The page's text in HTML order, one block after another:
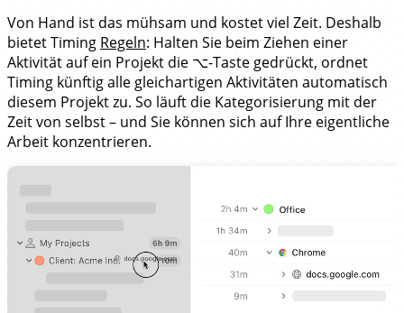
Von Hand ist das mühsam und kostet viel Zeit. Deshalb
bietet Timing Regeln: Halten Sie beim Ziehen einer
Aktivität auf ein Projekt die ⌥‑Taste gedrückt, ordnet
Timing künftig alle gleichartigen Aktivitäten automatisch
diesem Projekt zu. So läuft die Kategorisierung mit der
Zeit von selbst – und Sie können sich auf Ihre eigentliche
Arbeit konzentrieren.